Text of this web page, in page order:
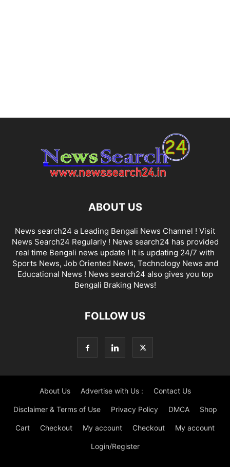
ABOUT US
News search24 a Leading Bengali News Channel ! Visit
News Search24 Regularly ! News search24 has provided
real time Bengali news update ! It is updating 24/7 with
Sports News, Job Oriented News, Technology News and
Educational News ! News search24 also gives you top
Bengali Braking News!
FOLLOW US
About Us Advertise with Us : Contact Us
Disclaimer & Terms of Use Privacy Policy DMCA Shop
Cart Checkout My account Checkout My account
Login/Register